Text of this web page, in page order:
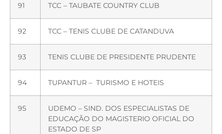
91 TCC – TAUBATE COUNTRY CLUB
92 TCC – TENIS CLUBE DE CATANDUVA
93 TENIS CLUBE DE PRESIDENTE PRUDENTE
94 TUPANTUR – TURISMO E HOTEIS
95
UDEMO – SIND. DOS ESPECIALISTAS DE
EDUCAÇÃO DO MAGISTERIO OFICIAL DO
ESTADO DE SP